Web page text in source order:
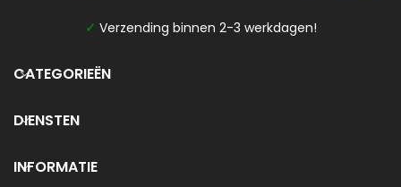
✓ Verzending binnen 2-3 werkdagen!
CATEGORIEËN
DIENSTEN
INFORMATIE